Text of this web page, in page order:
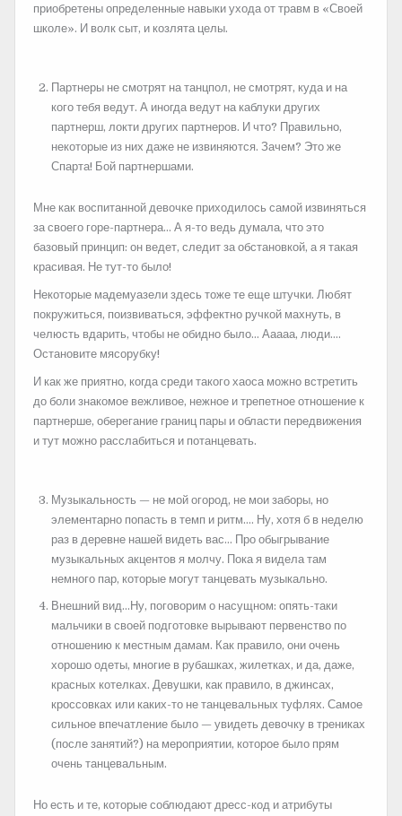
приобретены определенные навыки ухода от травм в «Своей
школе». И волк сыт, и козлята целы.
Партнеры не смотрят на танцпол, не смотрят, куда и на
кого тебя ведут. А иногда ведут на каблуки других
партнерш, локти других партнеров. И что? Правильно,
некоторые из них даже не извиняются. Зачем? Это же
Спарта! Бой партнершами.
Мне как воспитанной девочке приходилось самой извиняться
за своего горе-партнера… А я-то ведь думала, что это
базовый принцип: он ведет, следит за обстановкой, а я такая
красивая. Не тут-то было!
Некоторые мадемуазели здесь тоже те еще штучки. Любят
покружиться, поизвиваться, эффектно ручкой махнуть, в
челюсть вдарить, чтобы не обидно было… Ааааа, люди….
Остановите мясорубку!
И как же приятно, когда среди такого хаоса можно встретить
до боли знакомое вежливое, нежное и трепетное отношение к
партнерше, оберегание границ пары и области передвижения
и тут можно расслабиться и потанцевать.
Музыкальность — не мой огород, не мои заборы, но
элементарно попасть в темп и ритм…. Ну, хотя б в неделю
раз в деревне нашей видеть вас… Про обыгрывание
музыкальных акцентов я молчу. Пока я видела там
немного пар, которые могут танцевать музыкально.
Внешний вид…Ну, поговорим о насущном: опять-таки
мальчики в своей подготовке вырывают первенство по
отношению к местным дамам. Как правило, они очень
хорошо одеты, многие в рубашках, жилетках, и да, даже,
красных котелках. Девушки, как правило, в джинсах,
кроссовках или каких-то не танцевальных туфлях. Самое
сильное впечатление было — увидеть девочку в трениках
(после занятий?) на мероприятии, которое было прям
очень танцевальным.
Но есть и те, которые соблюдают дресс-код и атрибуты